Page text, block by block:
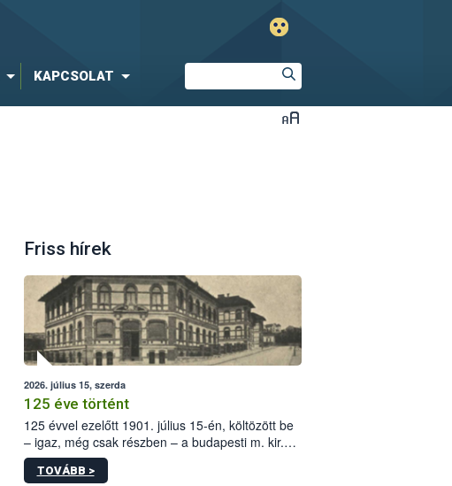
KAPCSOLAT
Friss hírek
2026. július 15, szerda
125 éve történt
125 évvel ezelőtt 1901. július 15-én, költözött be
– igaz, még csak részben – a budapesti m. kir.
állami vetőmagvizsgáló állomás a Kis Rókus utca
15. szám alatti, Czigler Győző által tervezett új
TOVÁBB >